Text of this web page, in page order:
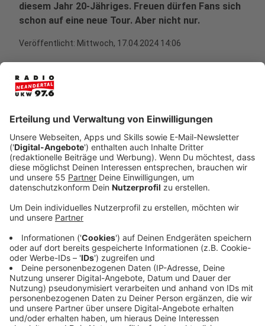
diesem Jahr 20-Jähriges. Freuen dürfen Fans sich
schon auf eine neue Tour. Aber nicht nur.
Veröffentlicht: Mittwoch, 17.04.2024 14:06
Anzeige
Der Terminkalender von The BossHoss ist wie jedes
Jahr pickepackevoll. Zum Glück haben die Jungs Zeit
für uns. Denn die Country-Rocker werden im Mai groß
feiern. Ihr 20-jähriges Jubiläum steht an. Dazu kommt
eine angekündigte Tour. Vorher aber schon ist etwas
anderes von Alec und Sascha in die Läden gekommen.
Nämlich ihr zweites Grillbuch "Rock am Grill - Volume
II". Da freut sich unser Moderator und BBQ-Liebhaber
hört ihr hier.
Anzeige
Das Interview mit The BossHoss bei Kai